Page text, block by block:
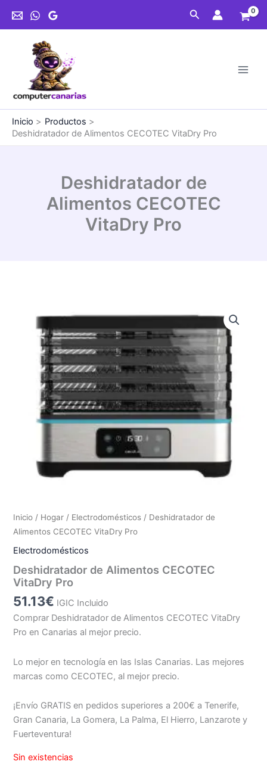
Buscar
Inicio
Productos
Deshidratador de Alimentos CECOTEC VitaDry Pro
Deshidratador de
Alimentos CECOTEC
VitaDry Pro
Inicio / Hogar / Electrodomésticos / Deshidratador de
Alimentos CECOTEC VitaDry Pro
Electrodomésticos
Deshidratador de Alimentos CECOTEC
VitaDry Pro
51.13€ IGIC Incluido
Comprar Deshidratador de Alimentos CECOTEC VitaDry
Pro en Canarias al mejor precio.
Lo mejor en tecnología en las Islas Canarias. Las mejores
marcas como CECOTEC, al mejor precio.
¡Envío GRATIS en pedidos superiores a 200€ a Tenerife,
Gran Canaria, La Gomera, La Palma, El Hierro, Lanzarote y
Fuerteventura!
Sin existencias